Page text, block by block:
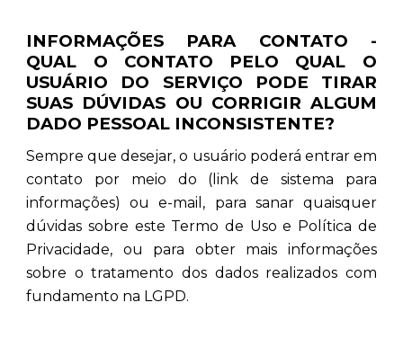
INFORMAÇÕES PARA CONTATO -
QUAL O CONTATO PELO QUAL O
USUÁRIO DO SERVIÇO PODE TIRAR
SUAS DÚVIDAS OU CORRIGIR ALGUM
DADO PESSOAL INCONSISTENTE?
Sempre que desejar, o usuário poderá entrar em
contato por meio do (link de sistema para
informações) ou e-mail, para sanar quaisquer
dúvidas sobre este Termo de Uso e Política de
Privacidade, ou para obter mais informações
sobre o tratamento dos dados realizados com
fundamento na LGPD.